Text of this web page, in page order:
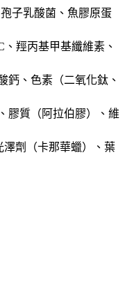
子乳酸菌、魚膠原蛋
羥丙基甲基纖維素、
鈣、色素（二氧化鈦、
膠質（阿拉伯膠）、維
澤劑（卡那華蠟）、葉